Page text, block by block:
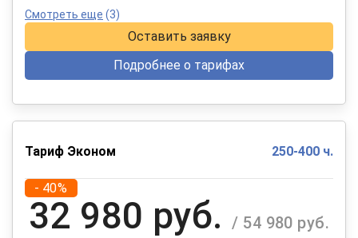
Смотреть еще (3)
Оставить заявку
Подробнее о тарифах
Тариф Эконом 250-400 ч.
- 40%
32 980 руб. / 54 980 руб.